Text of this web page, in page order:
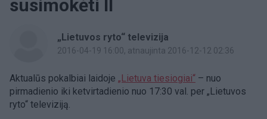
susimokėti II
„Lietuvos ryto“ televizija
2016-04-19 16:00, atnaujinta 2016-12-12 02:36
Aktualūs pokalbiai laidoje „Lietuva tiesiogiai“ – nuo
pirmadienio iki ketvirtadienio nuo 17:30 val. per „Lietuvos
ryto“ televiziją.